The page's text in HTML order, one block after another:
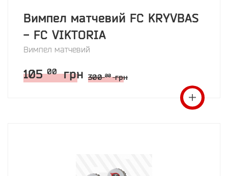
Вимпел матчевий FC KRYVBAS
- FC VIKTORIA
Вимпел матчевий
105 00 грн 300 00 грн